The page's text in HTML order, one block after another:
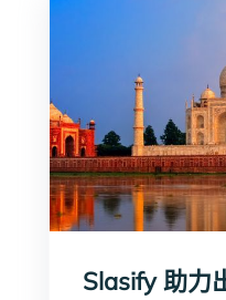
Slasify 助力